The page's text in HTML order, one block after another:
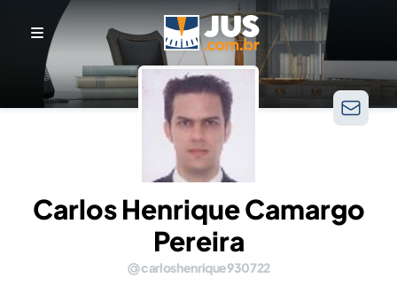
Carlos Henrique Camargo
Pereira
carloshenrique930722